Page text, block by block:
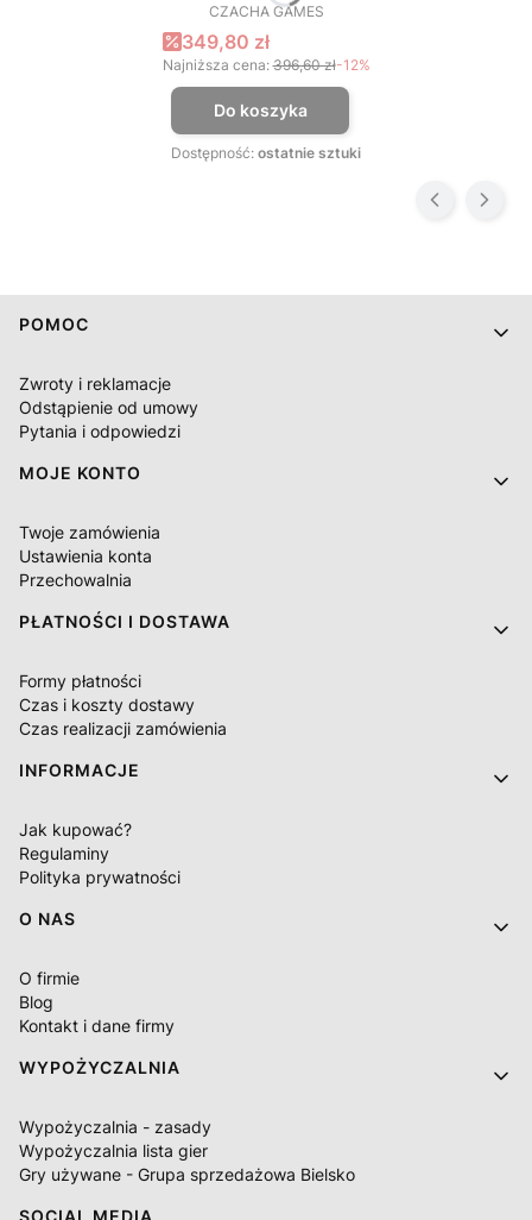
PRODUCENT
CZACHA GAMES
Cena promocyjna
349,80 zł
Najniższa cena: 396,60 zł-12%
Do koszyka
Dostępność: ostatnie sztuki
Linki w stopce
POMOC
Zwroty i reklamacje
Odstąpienie od umowy
Pytania i odpowiedzi
MOJE KONTO
Twoje zamówienia
Ustawienia konta
Przechowalnia
PŁATNOŚCI I DOSTAWA
Formy płatności
Czas i koszty dostawy
Czas realizacji zamówienia
INFORMACJE
Jak kupować?
Regulaminy
Polityka prywatności
O NAS
O firmie
Blog
Kontakt i dane firmy
WYPOŻYCZALNIA
Wypożyczalnia - zasady
Wypożyczalnia lista gier
Gry używane - Grupa sprzedażowa Bielsko
SOCIAL MEDIA